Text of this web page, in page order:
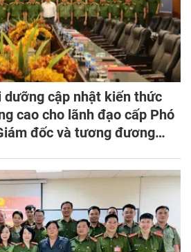
dưỡng cập nhật kiến thức
cao cho lãnh đạo cấp Phó
đốc và tương đương